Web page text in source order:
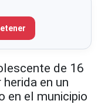
de 16
en un
en el municipio